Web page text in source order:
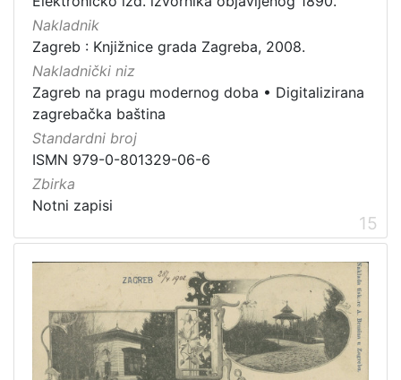
Nakladnik
Zagreb : Knjižnice grada Zagreba, 2008.
Nakladnički niz
Zagreb na pragu modernog doba • Digitalizirana
zagrebačka baština
Standardni broj
ISMN 979-0-801329-06-6
Zbirka
Notni zapisi
15